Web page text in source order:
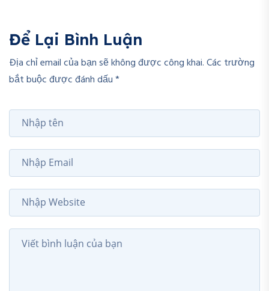
Để Lại Bình Luận
Địa chỉ email của bạn sẽ không được công khai. Các trường
bắt buộc được đánh dấu *